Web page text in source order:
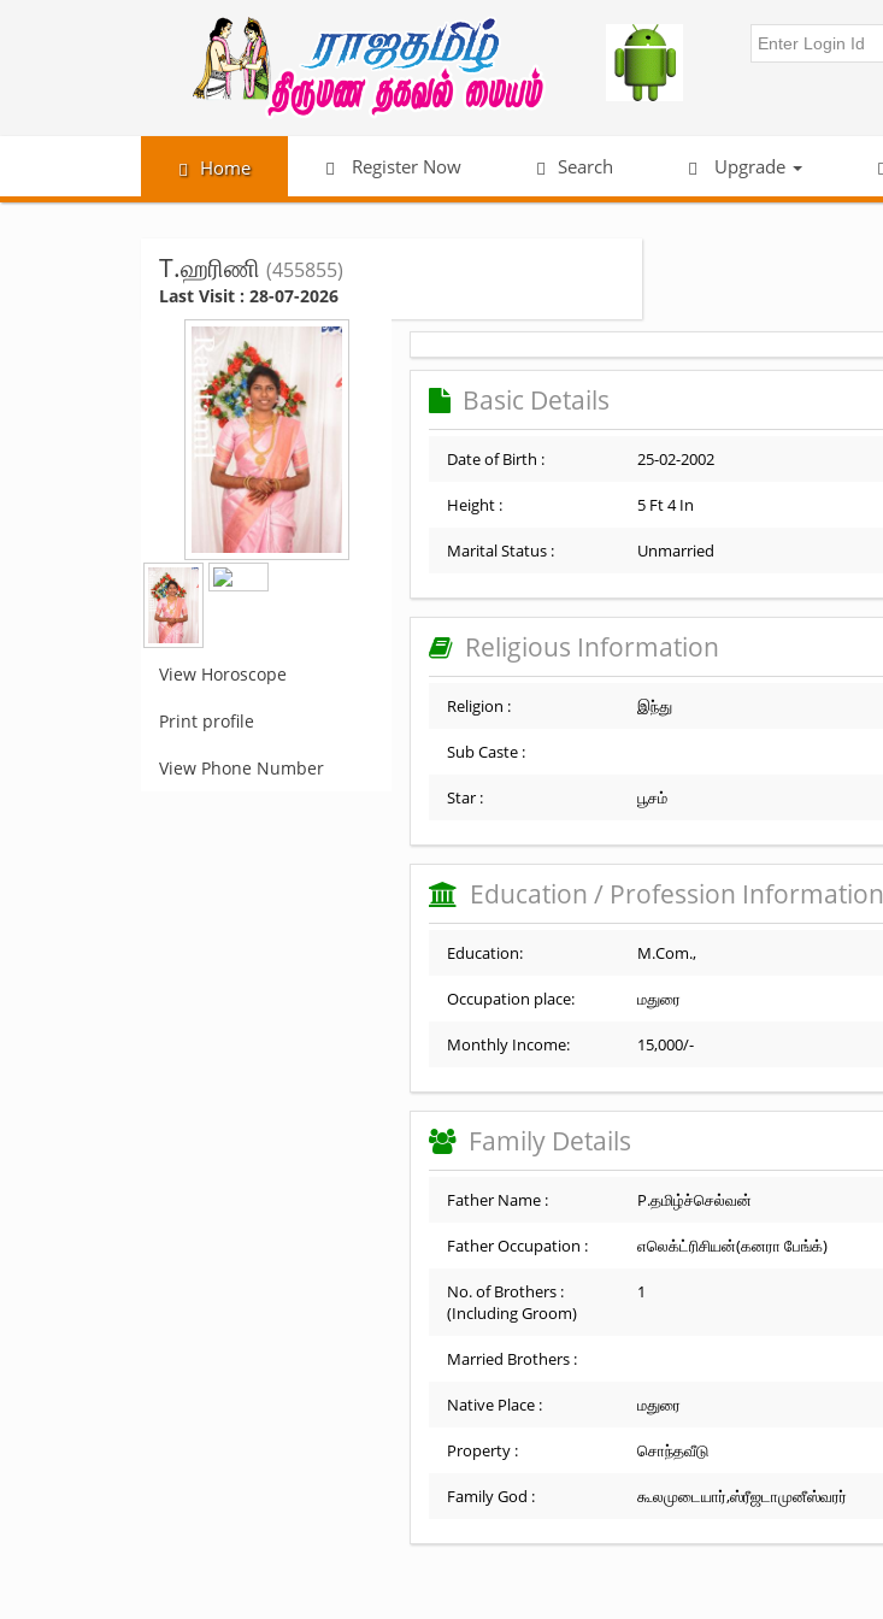
Home Register Now Search Upgrade
T.ஹரிணி (455855)
Last Visit : 28-07-2026
View Horoscope
Print profile
View Phone Number
Basic Details
Date of Birth : 25-02-2002
Height : 5 Ft 4 In
Marital Status : Unmarried
Religious Information
Religion : இந்து
Sub Caste :
Star : பூசம்
Education / Profession Information
Education: M.Com.,
Occupation place: மதுரை
Monthly Income: 15,000/-
Family Details
Father Name : P.தமிழ்ச்செல்வன்
Father Occupation : எலெக்ட்ரிசியன்(கனரா பேங்க்)
No. of Brothers :
(Including Groom)
1
Married Brothers :
Native Place : மதுரை
Property : சொந்தவீடு
Family God : கூலமுடையார்,ஸ்ரீஜடாமுனீஸ்வரர்